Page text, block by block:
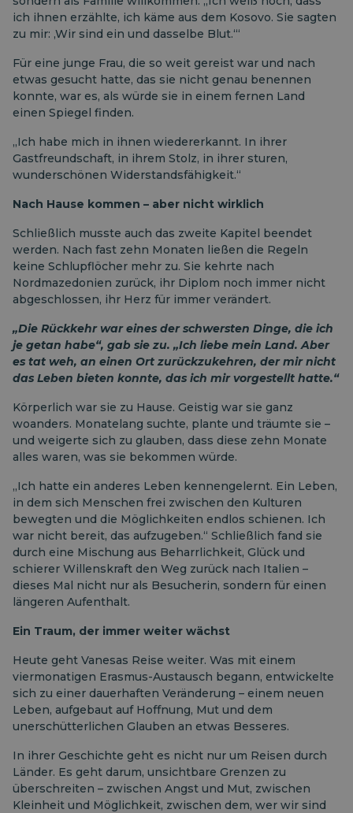
ich ihnen erzählte, ich käme aus dem Kosovo. Sie sagten
zu mir: ‚Wir sind ein und dasselbe Blut.‘“
Für eine junge Frau, die so weit gereist war und nach
etwas gesucht hatte, das sie nicht genau benennen
konnte, war es, als würde sie in einem fernen Land
einen Spiegel finden.
„Ich habe mich in ihnen wiedererkannt. In ihrer
Gastfreundschaft, in ihrem Stolz, in ihrer sturen,
wunderschönen Widerstandsfähigkeit.“
Nach Hause kommen – aber nicht wirklich
Schließlich musste auch das zweite Kapitel beendet
werden. Nach fast zehn Monaten ließen die Regeln
keine Schlupflöcher mehr zu. Sie kehrte nach
Nordmazedonien zurück, ihr Diplom noch immer nicht
abgeschlossen, ihr Herz für immer verändert.
„Die Rückkehr war eines der schwersten Dinge, die ich
je getan habe“, gab sie zu. „Ich liebe mein Land. Aber
es tat weh, an einen Ort zurückzukehren, der mir nicht
das Leben bieten konnte, das ich mir vorgestellt hatte.“
Körperlich war sie zu Hause. Geistig war sie ganz
woanders. Monatelang suchte, plante und träumte sie –
und weigerte sich zu glauben, dass diese zehn Monate
alles waren, was sie bekommen würde.
„Ich hatte ein anderes Leben kennengelernt. Ein Leben,
in dem sich Menschen frei zwischen den Kulturen
bewegten und die Möglichkeiten endlos schienen. Ich
war nicht bereit, das aufzugeben.“ Schließlich fand sie
durch eine Mischung aus Beharrlichkeit, Glück und
schierer Willenskraft den Weg zurück nach Italien –
dieses Mal nicht nur als Besucherin, sondern für einen
längeren Aufenthalt.
Ein Traum, der immer weiter wächst
Heute geht Vanesas Reise weiter. Was mit einem
viermonatigen Erasmus-Austausch begann, entwickelte
sich zu einer dauerhaften Veränderung – einem neuen
Leben, aufgebaut auf Hoffnung, Mut und dem
unerschütterlichen Glauben an etwas Besseres.
In ihrer Geschichte geht es nicht nur um Reisen durch
Länder. Es geht darum, unsichtbare Grenzen zu
überschreiten – zwischen Angst und Mut, zwischen
Kleinheit und Möglichkeit, zwischen dem, wer wir sind